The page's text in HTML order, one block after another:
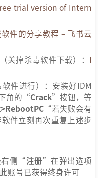
trial version of Intern
件的分享教程 – 飞书云
关掉杀毒软件下载）： I
件进行）：安装好IDM
角的“Crack”按钮，等
“若失败会有
件立刻再次重复上述步
右侧“注册”在弹出选项
账号已获得终身许可